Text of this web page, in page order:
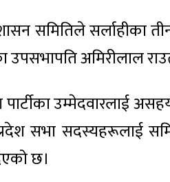
समितिले सर्लाहीका
उपसभापति अमिरीलाल
पार्टीका उम्मेदवारलाई
सभा सदस्यहरूलाई
छ।